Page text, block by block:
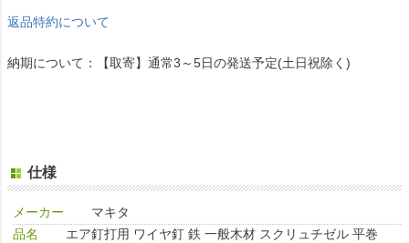
返品特約について
納期について：【取寄】通常3～5日の発送予定(土日祝除く)
仕様
メーカー
マキタ
品名
エア釘打用 ワイヤ釘 鉄 一般木材 スクリュチゼル 平巻